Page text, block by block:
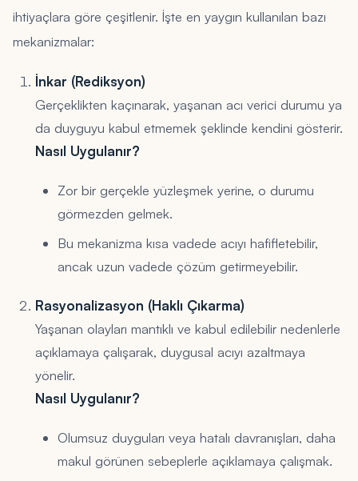
ihtiyaçlara göre çeşitlenir. İşte en yaygın kullanılan bazı
mekanizmalar:
İnkar (Rediksyon)
Gerçeklikten kaçınarak, yaşanan acı verici durumu ya
da duyguyu kabul etmemek şeklinde kendini gösterir.
Nasıl Uygulanır?
Zor bir gerçekle yüzleşmek yerine, o durumu
görmezden gelmek.
Bu mekanizma kısa vadede acıyı hafifletebilir,
ancak uzun vadede çözüm getirmeyebilir.
Rasyonalizasyon (Haklı Çıkarma)
Yaşanan olayları mantıklı ve kabul edilebilir nedenlerle
açıklamaya çalışarak, duygusal acıyı azaltmaya
yönelir.
Nasıl Uygulanır?
Olumsuz duyguları veya hatalı davranışları, daha
makul görünen sebeplerle açıklamaya çalışmak.